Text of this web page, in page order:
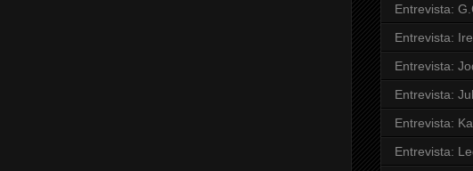
Entrevista:
Entrevista:
Entrevista:
Entrevista:
Entrevista:
Entrevista: